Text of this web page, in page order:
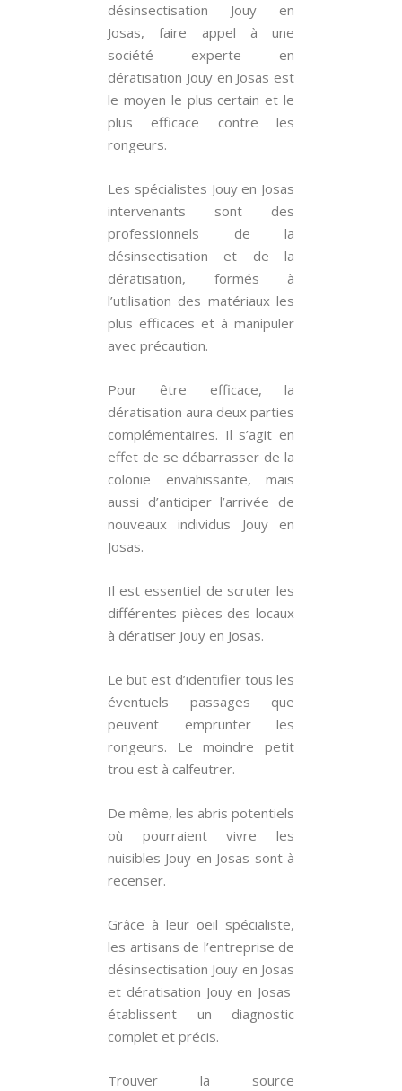
désinsectisation Jouy en
Josas, faire appel à une
société experte en
dératisation Jouy en Josas est
le moyen le plus certain et le
plus efficace contre les
rongeurs.
Les spécialistes Jouy en Josas
intervenants sont des
professionnels de la
désinsectisation et de la
dératisation, formés à
l’utilisation des matériaux les
plus efficaces et à manipuler
avec précaution.
Pour être efficace, la
dératisation aura deux parties
complémentaires. Il s’agit en
effet de se débarrasser de la
colonie envahissante, mais
aussi d’anticiper l’arrivée de
nouveaux individus Jouy en
Josas.
Il est essentiel de scruter les
différentes pièces des locaux
à dératiser Jouy en Josas.
Le but est d’identifier tous les
éventuels passages que
peuvent emprunter les
rongeurs. Le moindre petit
trou est à calfeutrer.
De même, les abris potentiels
où pourraient vivre les
nuisibles Jouy en Josas sont à
recenser.
Grâce à leur oeil spécialiste,
les artisans de l’entreprise de
désinsectisation Jouy en Josas
et dératisation Jouy en Josas
établissent un diagnostic
complet et précis.
Trouver la source